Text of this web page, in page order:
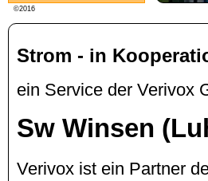
©2016
Strom - in
ein Service der Verivox
Sw Winsen
Verivox ist ein Partner